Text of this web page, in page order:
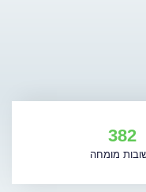
על החוכמה ונסיון
יהיו אלו אותם אנשים
לי שפע זמן חופשי לחיות
382
מומחה